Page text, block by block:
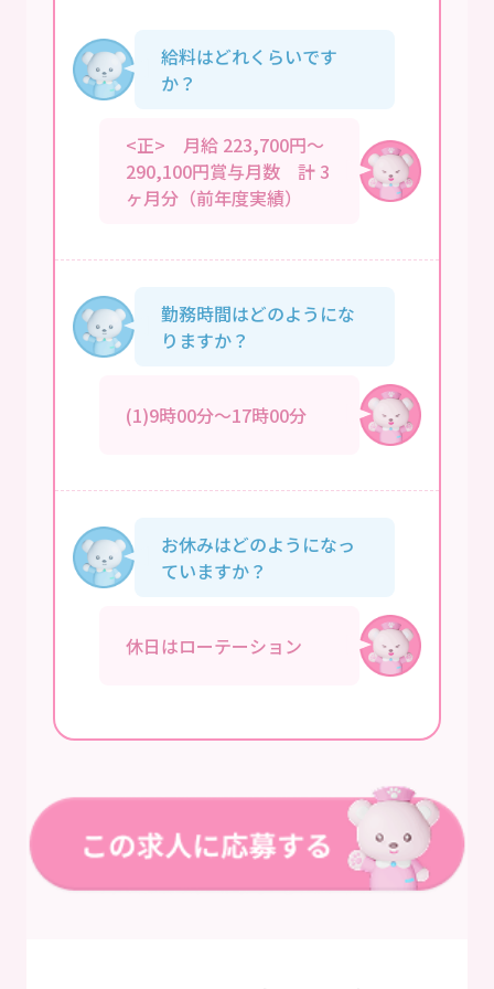
給料はどれくらいです
か？
<正> 月給 223,700円～
290,100円賞与月数 計 3
ヶ月分（前年度実績）
勤務時間はどのようにな
りますか？
(1)9時00分～17時00分
お休みはどのようになっ
ていますか？
休日はローテーション